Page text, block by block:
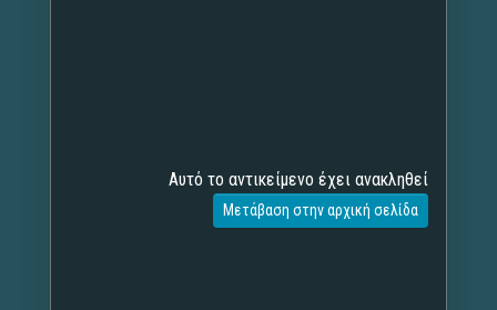
Αυτό το αντικείμενο έχει ανακληθεί
Μετάβαση στην αρχική σελίδα